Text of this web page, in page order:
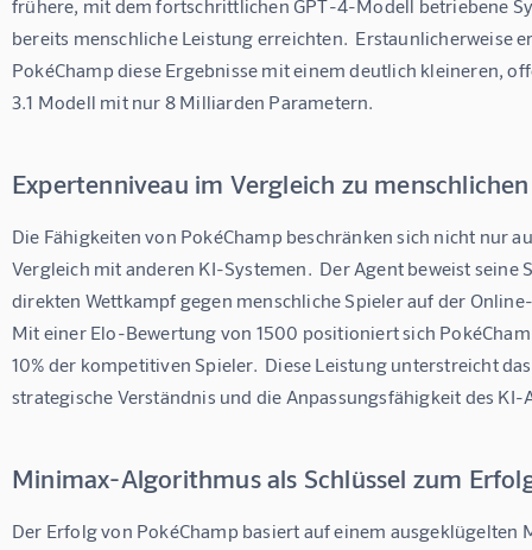
frühere, mit dem fortschrittlichen GPT-4-Modell betriebene
bereits menschliche Leistung erreichten.  Erstaunlicherweise
PokéChamp diese Ergebnisse mit einem deutlich kleineren,
3.1 Modell mit nur 8 Milliarden Parametern.
Expertenniveau im Vergleich zu
Die Fähigkeiten von PokéChamp beschränken sich nicht nur
Vergleich mit anderen KI-Systemen.  Der Agent beweist seine
direkten Wettkampf gegen menschliche Spieler auf der
Mit einer Elo-Bewertung von 1500 positioniert sich
10% der kompetitiven Spieler.  Diese Leistung unterstreicht
strategische Verständnis und die Anpassungsfähigkeit des KI-
Minimax-Algorithmus als Schlüssel zum
Der Erfolg von PokéChamp basiert auf einem ausgeklügelten